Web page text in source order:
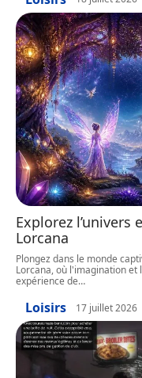
Explorez
Lorcana
Plongez dans le monde
Lorcana, où l'imagination
expérience de…
Loisirs 17 juillet 2026